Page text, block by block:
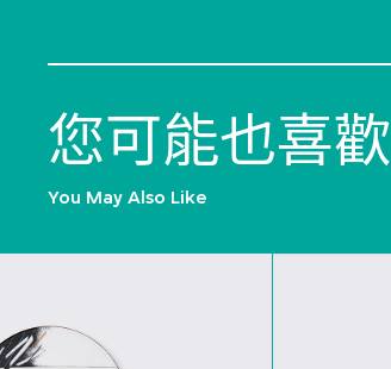
您可能也喜歡
You May Also Like